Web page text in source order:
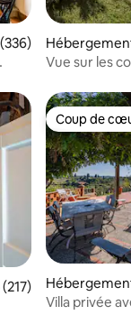
moyenne sur la
Vue sur les
moyenne
(217)
Coup de
Coup de
Villa privée